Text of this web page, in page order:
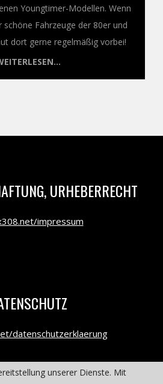
Youngtimer-Modellen. Wenn
schöne Fahrzeuge der 80er und
dort gerne regelmäßig vorbei!
URHEBERRECHT
impressum
datenschutzerklaerung
unserer Dienste. Mit